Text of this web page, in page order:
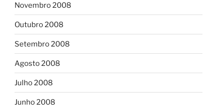
Novembro 2008
Outubro 2008
Setembro 2008
Agosto 2008
Julho 2008
Junho 2008